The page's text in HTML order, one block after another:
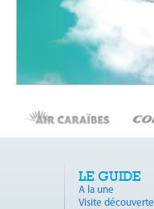
LE GUIDE
A la une
Visite découverte